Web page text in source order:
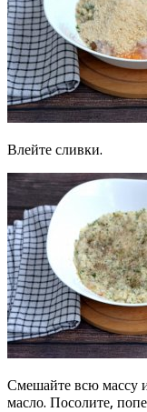
Влейте сливки.
Смешайте всю массу
масло. Посолите,